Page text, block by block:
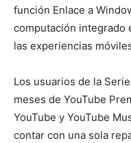
función Enlace a
computación integrado
las experiencias
Los usuarios de la
meses de YouTube
YouTube y YouTube
contar con una sola